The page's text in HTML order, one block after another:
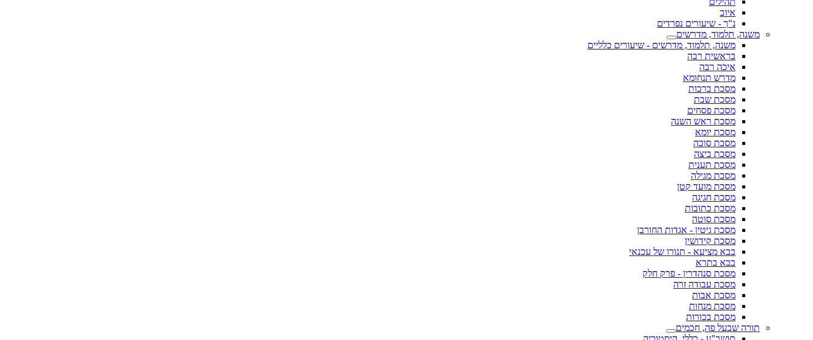
איוב
נ"ך - שיעורים נפרדים
משנה, תלמוד, מדרשים
משנה, תלמוד, מדרשים - שיעורים כלליים
בראשית רבה
איכה רבה
מדרש תנחומא
מסכת ברכות
מסכת שבת
מסכת פסחים
מסכת ראש השנה
מסכת יומא
מסכת סוכה
מסכת ביצה
מסכת תענית
מסכת מגילה
מסכת מועד קטן
מסכת חגיגה
מסכת כתובות
מסכת סוטה
מסכת גיטין - אגדות החורבן
מסכת קידושין
בבא מציעא - תנורו של עכנאי
בבא בתרא
מסכת סנהדרין - פרק חלק
מסכת עבודה זרה
מסכת אבות
מסכת מנחות
מסכת בכורות
תורה שבעל פה, חכמים